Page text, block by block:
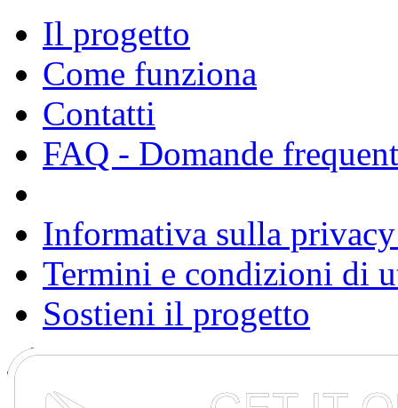
Il progetto
Come funziona
Contatti
FAQ - Domande
Informativa sulla
Termini e condizioni di
Sostieni il progetto